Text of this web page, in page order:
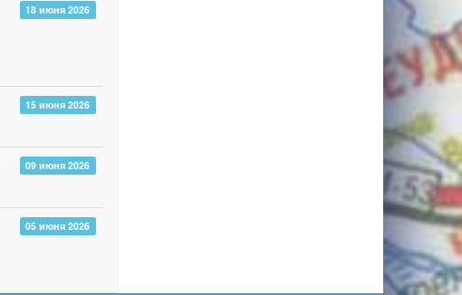
18 июня 2026
15 июня 2026
09 июня 2026
05 июня 2026